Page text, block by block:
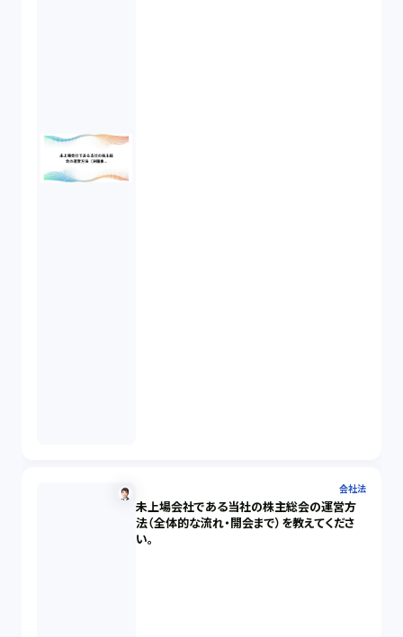
会社法
未上場会社である当社の株主総会の運営方
法（全体的な流れ・開会まで）を教えてくださ
い。